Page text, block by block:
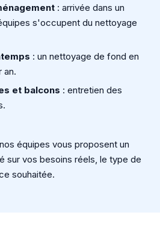
: arrivée dans un
s'occupent du nettoyage
: un nettoyage de fond en
an.
et balcons : entretien des
équipes vous proposent un
sur vos besoins réels, le type de
souhaitée.